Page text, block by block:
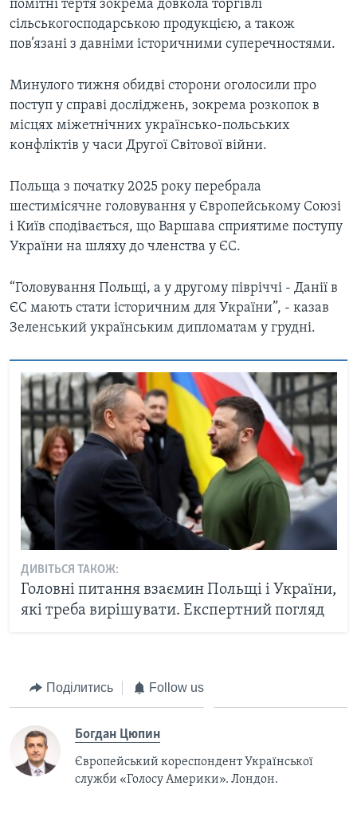
помітні тертя зокрема довкола торгівлі
сільськогосподарською продукцією, а також
пов’язані з давніми історичними суперечностями.
Минулого тижня обидві сторони оголосили про
поступ у справі досліджень, зокрема розкопок в
місцях міжетнічних українсько-польських
конфліктів у часи Другої Світової війни.
Польща з початку 2025 року перебрала
шестимісячне головування у Європейському Союзі
і Київ сподівається, що Варшава сприятиме поступу
України на шляху до членства у ЄС.
“Головування Польщі, а у другому півріччі - Данії в
ЄС мають стати історичним для України”, - казав
Зеленський українським дипломатам у грудні.
ДИВІТЬСЯ ТАКОЖ:
Головні питання взаємин Польщі і України,
які треба вирішувати. Експертний погляд
Поділитись Follow us
Богдан Цюпин
Європейський кореспондент Української
служби «Голосу Америки». Лондон.